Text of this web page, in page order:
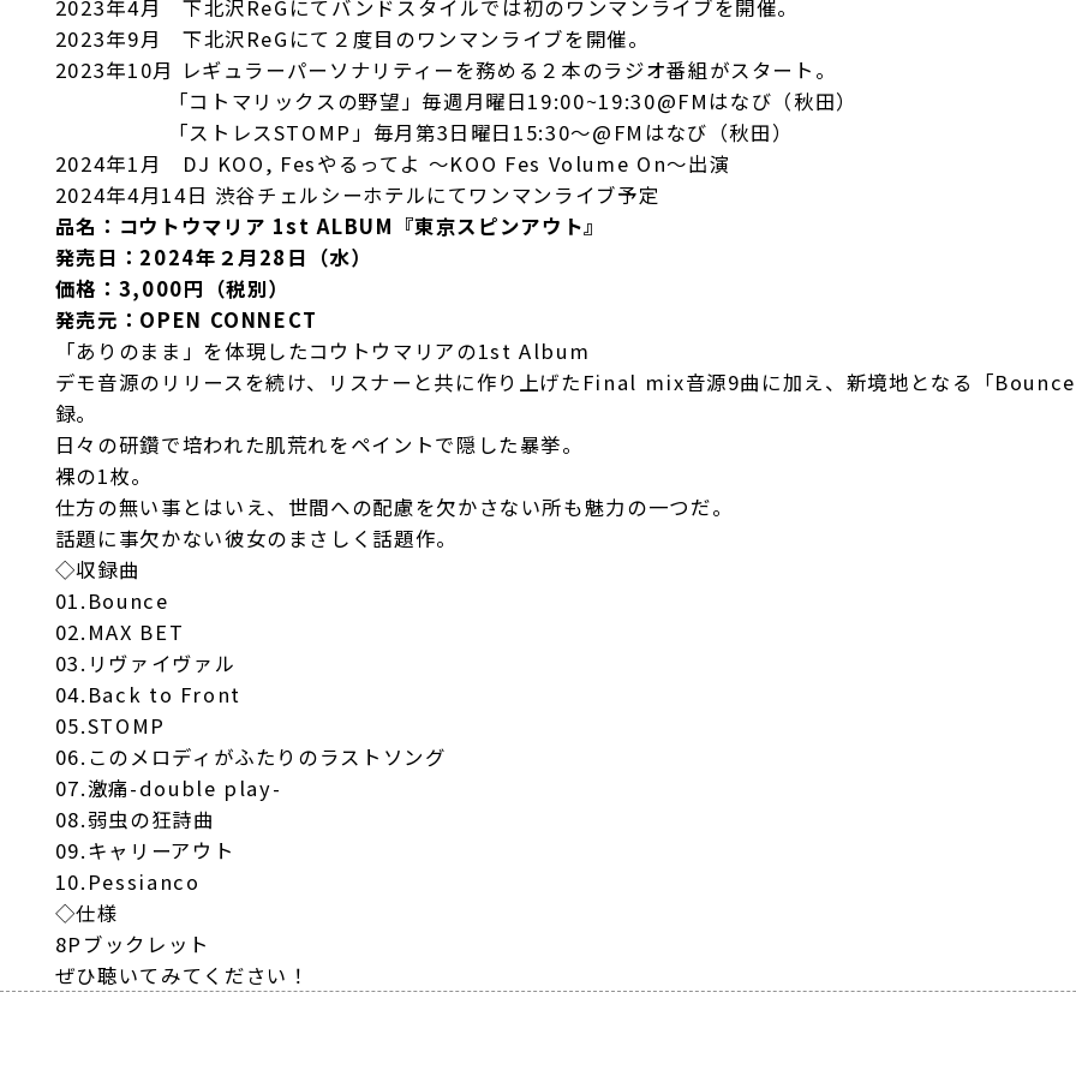
2023年4月 下北沢ReGにてバンドスタイルでは初のワンマンライブを開催。
2023年9月 下北沢ReGにて２度目のワンマンライブを開催。
2023年10月 レギュラーパーソナリティーを務める２本のラジオ番組がスタート。
「コトマリックスの野望」毎週月曜日19:00~19:30@FMはなび（秋田）
「ストレスSTOMP」毎月第3日曜日15:30〜@FMはなび（秋田）
2024年1月 DJ KOO, Fesやるってよ ～KOO Fes Volume On～出演
2024年4月14日 渋谷チェルシーホテルにてワンマンライブ予定
品名：コウトウマリア 1st ALBUM『東京スピンアウト』
発売日：2024年２月28日（水）
価格：3,000円（税別）
発売元：OPEN CONNECT
「ありのまま」を体現したコウトウマリアの1st Album
デモ音源のリリースを続け、リスナーと共に作り上げたFinal mix音源9曲に加え、新境地となる「
録。
日々の研鑽で培われた肌荒れをペイントで隠した暴挙。
裸の1枚。
仕方の無い事とはいえ、世間への配慮を欠かさない所も魅力の一つだ。
話題に事欠かない彼女のまさしく話題作。
◇収録曲
01.Bounce
02.MAX BET
03.リヴァイヴァル
04.Back to Front
05.STOMP
06.このメロディがふたりのラストソング
07.激痛-double play-
08.弱虫の狂詩曲
09.キャリーアウト
10.Pessianco
◇仕様
8Pブックレット
ぜひ聴いてみてください！